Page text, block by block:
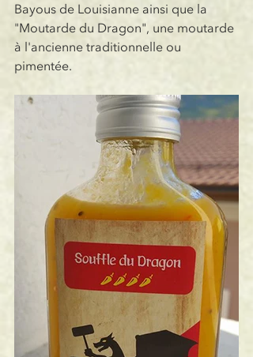
Bayous de Louisianne ainsi que la
"Moutarde du Dragon", une moutarde
à l'ancienne traditionnelle ou
pimentée.